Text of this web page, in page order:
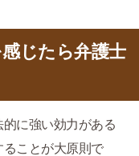
じたら弁護士
に強い効力がある
ことが大原則で